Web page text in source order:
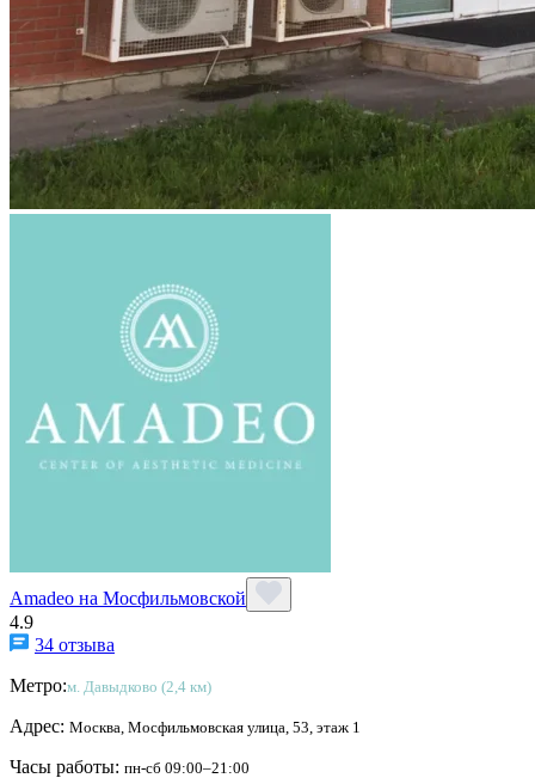
Amadeo на Мосфильмовской
4.9
34 отзыва
Метро:м. Давыдково (2,4 км)
Адрес: Москва, Мосфильмовская улица, 53, этаж 1
Часы работы: пн-сб 09:00–21:00